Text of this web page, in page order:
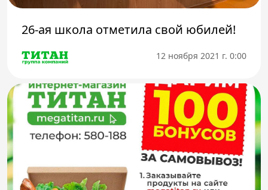
26-ая школа отметила свой юбилей!
12 ноября 2021 г. 0:00